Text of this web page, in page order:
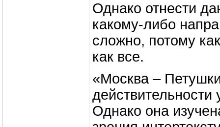
Однако отнести
какому-либо
сложно, потому
как все.
«Москва –
Однако она